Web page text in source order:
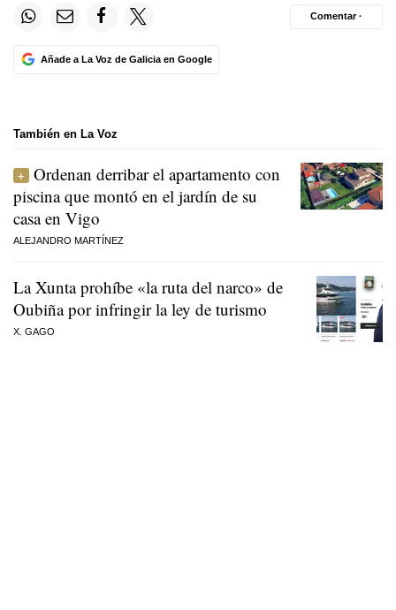
Añade a La Voz de Galicia en Google
Comentar ·
También en La Voz
Ordenan derribar el apartamento con
piscina que montó en el jardín de su
casa en Vigo
ALEJANDRO MARTÍNEZ
La Xunta prohíbe «la ruta del narco» de
Oubiña por infringir la ley de turismo
X. GAGO